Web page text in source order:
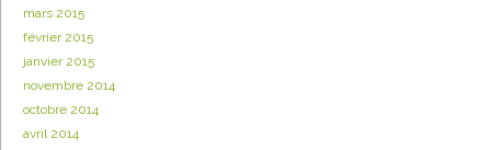
mars 2015
février 2015
janvier 2015
novembre 2014
octobre 2014
avril 2014